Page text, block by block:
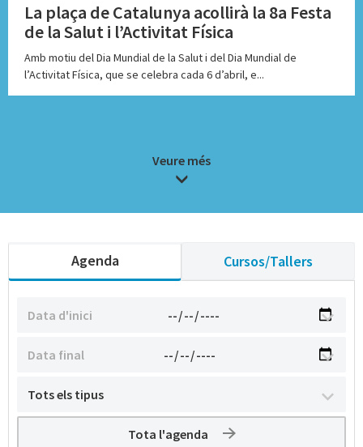
La plaça de Catalunya acollirà la 8a Festa
de la Salut i l’Activitat Física
Amb motiu del Dia Mundial de la Salut i del Dia Mundial de
l’Activitat Física, que se celebra cada 6 d’abril, e...
Veure més
Agenda Cursos/Tallers
Tota l'agenda